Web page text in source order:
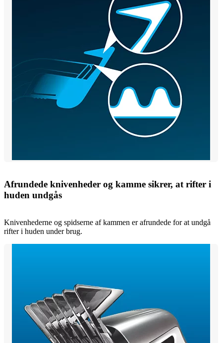
Afrundede knivenheder og kamme sikrer, at rifter i
huden undgås
Knivenhederne og spidserne af kammen er afrundede for at undgå
rifter i huden under brug.